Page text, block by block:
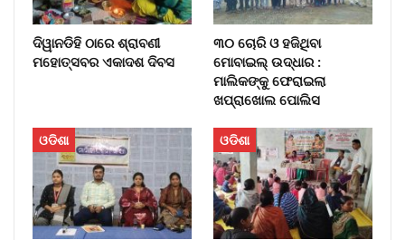
ଦିୱାନଡିହି ଠାରେ ଶ୍ରାବଣୀ
ମହୋତ୍ସବର ଏକାଦଶ ଦିବସ
୩୦ ଚୋରି ଓ ହଜିଥିବା
ମୋବାଇଲ୍‌ ଉଦ୍ଧାର :
ମାଲିକଙ୍କୁ ଫେରାଇଲା
ଖପ୍ରାଖୋଲ ପୋଲିସ
ଓଡିଶା ଓଡିଶା